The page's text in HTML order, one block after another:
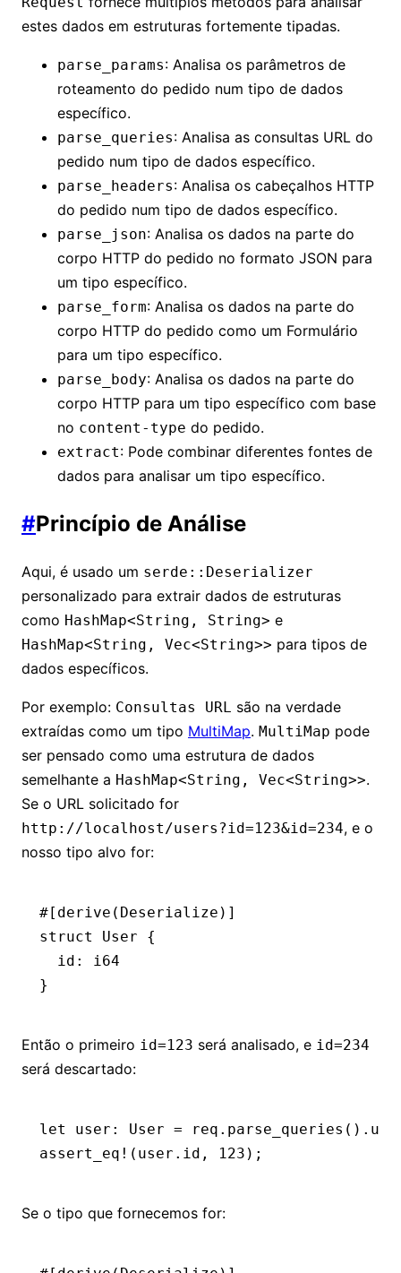
estes dados em estruturas fortemente tipadas.
parse_params: Analisa os parâmetros de
roteamento do pedido num tipo de dados
específico.
parse_queries: Analisa as consultas URL do
pedido num tipo de dados específico.
parse_headers: Analisa os cabeçalhos HTTP
do pedido num tipo de dados específico.
parse_json: Analisa os dados na parte do
corpo HTTP do pedido no formato JSON para
um tipo específico.
parse_form: Analisa os dados na parte do
corpo HTTP do pedido como um Formulário
para um tipo específico.
parse_body: Analisa os dados na parte do
corpo HTTP para um tipo específico com base
no content-type do pedido.
extract: Pode combinar diferentes fontes de
dados para analisar um tipo específico.
#Princípio de Análise
Aqui, é usado um serde::Deserializer
personalizado para extrair dados de estruturas
como HashMap<String, String> e
HashMap<String, Vec<String>> para tipos de
dados específicos.
Por exemplo: Consultas URL são na verdade
extraídas como um tipo MultiMap. MultiMap pode
ser pensado como uma estrutura de dados
semelhante a HashMap<String, Vec<String>>.
Se o URL solicitado for
http://localhost/users?id=123&id=234, e o
nosso tipo alvo for:
#[derive( Deserialize )]
struct
User {
  id
:
i64
}
Então o primeiro id=123 será analisado, e id=234
será descartado:
let user : User = req . parse_queries () .
assert_eq! (user . id, 123 );
Se o tipo que fornecemos for: